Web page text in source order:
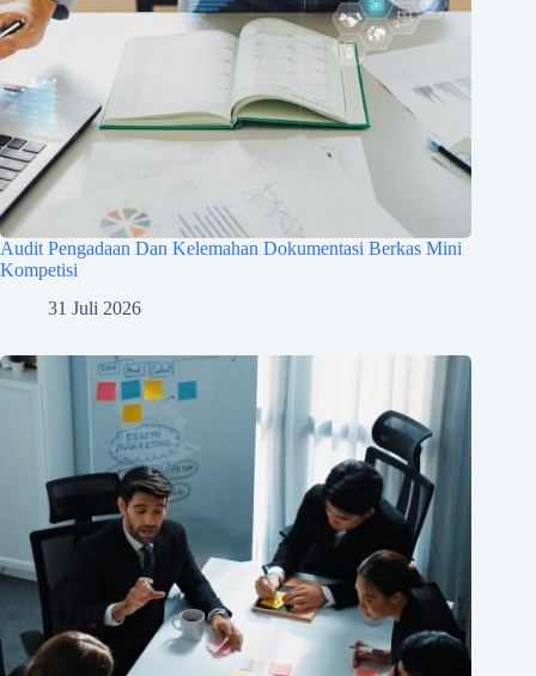
Audit Pengadaan Dan Kelemahan Dokumentasi Berkas Mini
Kompetisi
31 Juli 2026